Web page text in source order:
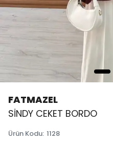
FATMAZEL
SİNDY CEKET BORDO
Ürün Kodu: 1128